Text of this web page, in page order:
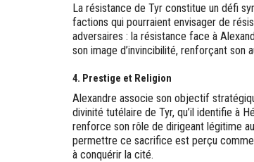
La résistance de Tyr constitue un défi
factions qui pourraient envisager de
adversaires : la résistance face à
son image d’invincibilité, renforçant son
4. Prestige et Religion
Alexandre associe son objectif
divinité tutélaire de Tyr, qu’il identifie à
renforce son rôle de dirigeant légitime
permettre ce sacrifice est perçu
à conquérir la cité.